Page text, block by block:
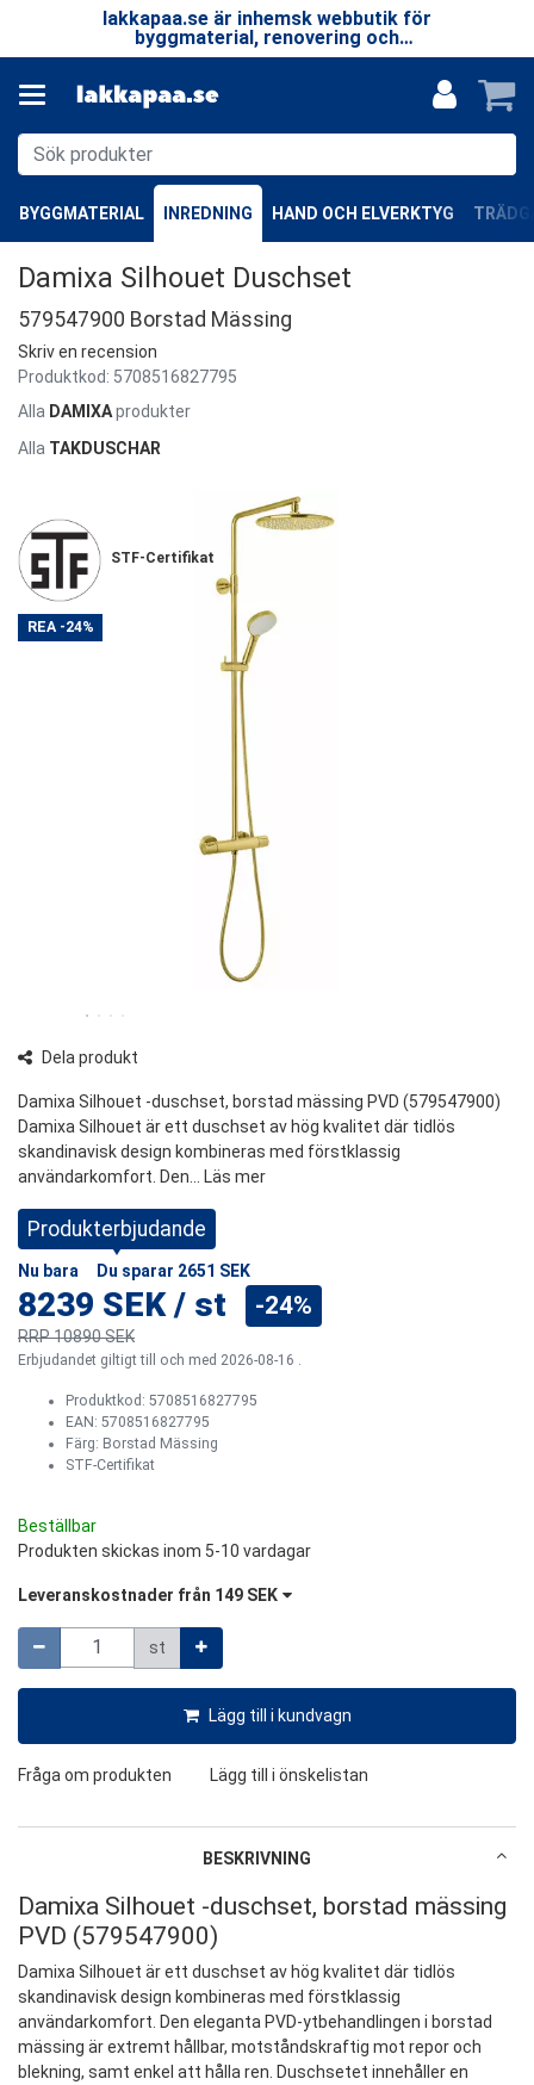
lakkapaa.se är inhemsk webbutik för
byggmaterial, renovering och
specialprodukter.
BYGGMATERIAL INREDNING HAND OCH ELVERKTYG
Damixa Silhouet Duschset
579547900 Borstad Mässing
Skriv en recension
Produktkod: 5708516827795
Alla DAMIXAprodukter
Alla TAKDUSCHAR
STF-Certifikat
REA -24%
Dela produkt
Damixa Silhouet -duschset, borstad mässing PVD (579547900)
Damixa Silhouet är ett duschset av hög kvalitet där tidlös
skandinavisk design kombineras med förstklassig
användarkomfort. Den... Läs mer
Produkterbjudande
Nu bara Du sparar 2651 SEK
8239 SEK / st
RRP10890 SEK
-24%
Erbjudandet giltigt till och med 2026-08-16 .
Produktkod: 5708516827795
EAN: 5708516827795
Färg: Borstad Mässing
STF-Certifikat
Beställbar
Produkten skickas inom 5-10 vardagar
Leveranskostnader från 149 SEK
st
Lägg till i kundvagn
Fråga om produkten Lägg till i önskelistan
BESKRIVNING
Damixa Silhouet -duschset, borstad mässing
PVD (579547900)
Damixa Silhouet är ett duschset av hög kvalitet där tidlös
skandinavisk design kombineras med förstklassig
användarkomfort. Den eleganta PVD-ytbehandlingen i borstad
mässing är extremt hållbar, motståndskraftig mot repor och
blekning, samt enkel att hålla ren. Duschsetet innehåller en